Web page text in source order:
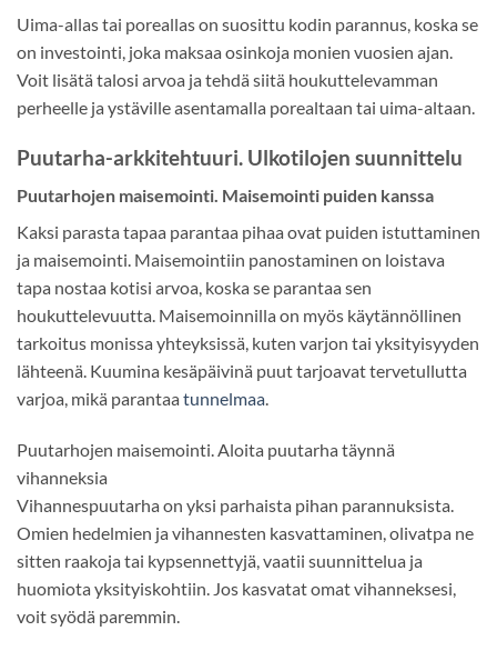
Uima-allas tai poreallas on suosittu kodin parannus, koska se
on investointi, joka maksaa osinkoja monien vuosien ajan.
Voit lisätä talosi arvoa ja tehdä siitä houkuttelevamman
perheelle ja ystäville asentamalla porealtaan tai uima-altaan.
Puutarha-arkkitehtuuri. Ulkotilojen suunnittelu
Puutarhojen maisemointi. Maisemointi puiden kanssa
Kaksi parasta tapaa parantaa pihaa ovat puiden istuttaminen
ja maisemointi. Maisemointiin panostaminen on loistava
tapa nostaa kotisi arvoa, koska se parantaa sen
houkuttelevuutta. Maisemoinnilla on myös käytännöllinen
tarkoitus monissa yhteyksissä, kuten varjon tai yksityisyyden
lähteenä. Kuumina kesäpäivinä puut tarjoavat tervetullutta
varjoa, mikä parantaa tunnelmaa.
Puutarhojen maisemointi. Aloita puutarha täynnä
vihanneksia
Vihannespuutarha on yksi parhaista pihan parannuksista.
Omien hedelmien ja vihannesten kasvattaminen, olivatpa ne
sitten raakoja tai kypsennettyjä, vaatii suunnittelua ja
huomiota yksityiskohtiin. Jos kasvatat omat vihanneksesi,
voit syödä paremmin.